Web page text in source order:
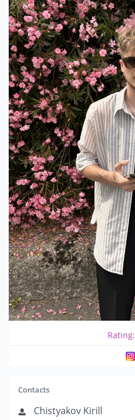
Rating:
Contacts
Chistyakov Kirill